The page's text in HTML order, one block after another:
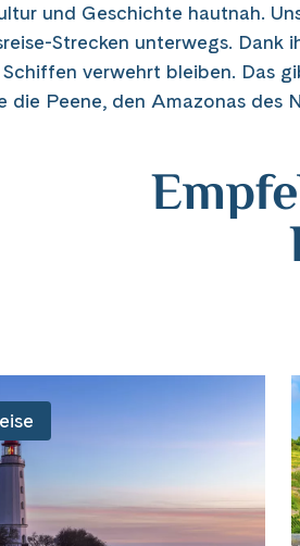
und Geschichte hautnah.
Strecken unterwegs. Dank
verwehrt bleiben. Das
die Peene, den Amazonas des